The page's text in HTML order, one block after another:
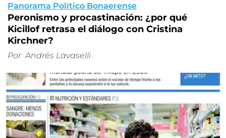
Panorama Político Bonaerense
Peronismo y procastinación: ¿por qué
Kicillof retrasa el diálogo con Cristina
Kirchner?
Por Andrés Lavaselli